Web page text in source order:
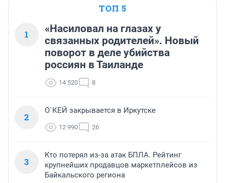
ТОП 5
1
«Насиловал на глазах у
связанных родителей». Новый
поворот в деле убийства
россиян в Таиланде
14 520 8
2
О`КЕЙ закрывается в Иркутске
12 990 26
3
Кто потерял из-за атак БПЛА. Рейтинг
крупнейших продавцов маркетплейсов из
Байкальского региона